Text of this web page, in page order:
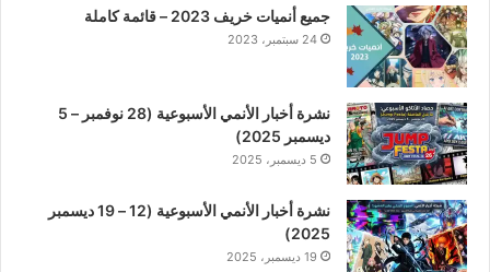
جميع أنميات خريف 2023 – قائمة كاملة
24 سبتمبر، 2023
نشرة أخبار الأنمي الأسبوعية (28 نوفمبر – 5
ديسمبر 2025)
5 ديسمبر، 2025
نشرة أخبار الأنمي الأسبوعية (12 – 19 ديسمبر
2025)
19 ديسمبر، 2025